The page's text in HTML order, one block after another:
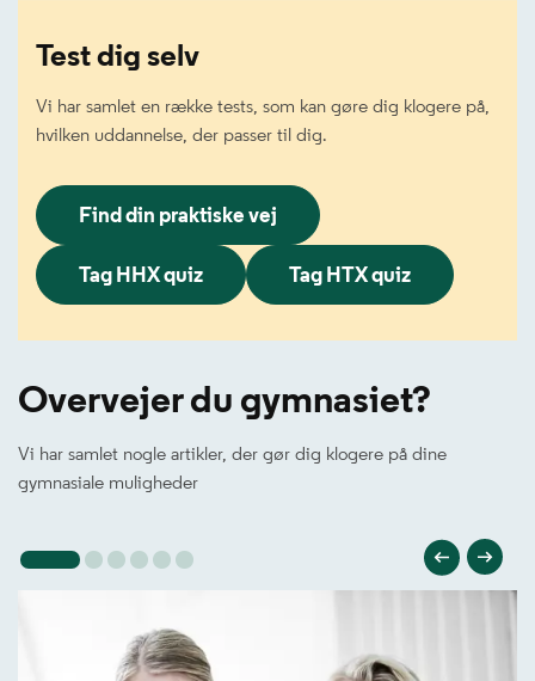
Test dig selv
Vi har samlet en række tests, som kan gøre dig klogere på,
hvilken uddannelse, der passer til dig.
Find din praktiske vej
Tag HHX quiz Tag HTX quiz
Overvejer du gymnasiet?
Vi har samlet nogle artikler, der gør dig klogere på dine
gymnasiale muligheder